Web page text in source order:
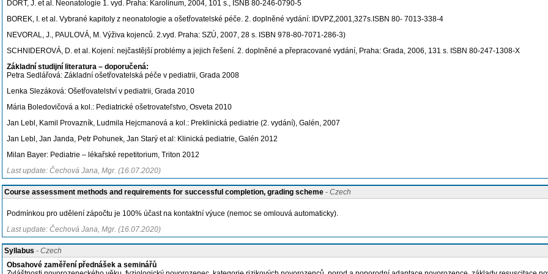
DORT, J. et al. Neonatologie 1. vyd. Praha: Karolinum, 2004, 101 s., ISNB 80-246-0790-5
BOREK, I. et al. Vybrané kapitoly z neonatologie a ošetřovatelské péče. 2. doplněné vydání: IDVPZ,2001,327s.ISBN 80- 7013-338-4
NEVORAL, J., PAULOVÁ, M. Výživa kojenců. 2.vyd. Praha: SZÚ, 2007, 28 s. ISBN 978-80-7071-286-3)
SCHNIDEROVÁ, D. et al. Kojení: nejčastější problémy a jejich řešení. 2. doplněné a přepracované vydání, Praha: Grada, 2006, 131 s. ISBN 80-247-1308-X
Základní studijní literatura – doporučená:
Petra Sedlářová: Základní ošetřovatelská péče v pediatrii, Grada 2008
Lenka Slezáková: Ošetřovatelství v pediatrii, Grada 2010
Mária Boledovičová a kol.: Pediatrické ošetrovateľstvo, Osveta 2010
Jan Lebl, Kamil Provazník, Ludmila Hejcmanová a kol.: Preklinická pediatrie (2. vydání), Galén, 2007
Jan Lebl, Jan Janda, Petr Pohunek, Jan Starý et al: Klinická pediatrie, Galén 2012
Milan Bayer: Pediatrie – lékařské repetitorium, Triton 2012
Last update: Čechová Jana, Mgr. (16.07.2020)
Course assessment methods and requirements for successful completion, grading scheme - Czech
Podmínkou pro udělení zápočtu je 100% účast na kontaktní výuce (nemoc se omlouvá automaticky).
Last update: Čechová Jana, Mgr. (16.07.2020)
Syllabus - Czech
Obsahové zaměření přednášek a seminářů